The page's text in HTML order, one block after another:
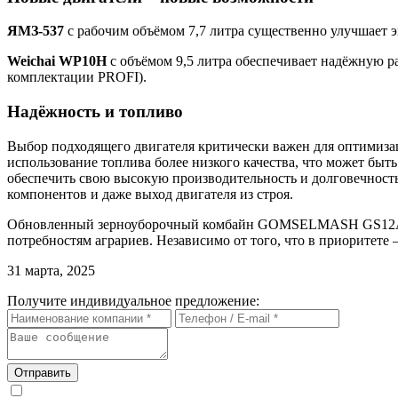
ЯМЗ-537 с рабочим объёмом 7,7 литра существенно улучшает
Weichai WP10Hс объёмом 9,5 литра обеспечивает надёжную
комплектации PROFI).
Надёжность и топливо
Выбор подходящего двигателя критически важен для
использование топлива более низкого качества, что может
обеспечить свою высокую производительность и
компонентов и даже выход двигателя из строя.
Обновленный зерноуборочный комбайн GOMSELMASH
потребностям аграриев. Независимо от того, что в
31 марта, 2025
Получите индивидуальное предложение:
Отправить